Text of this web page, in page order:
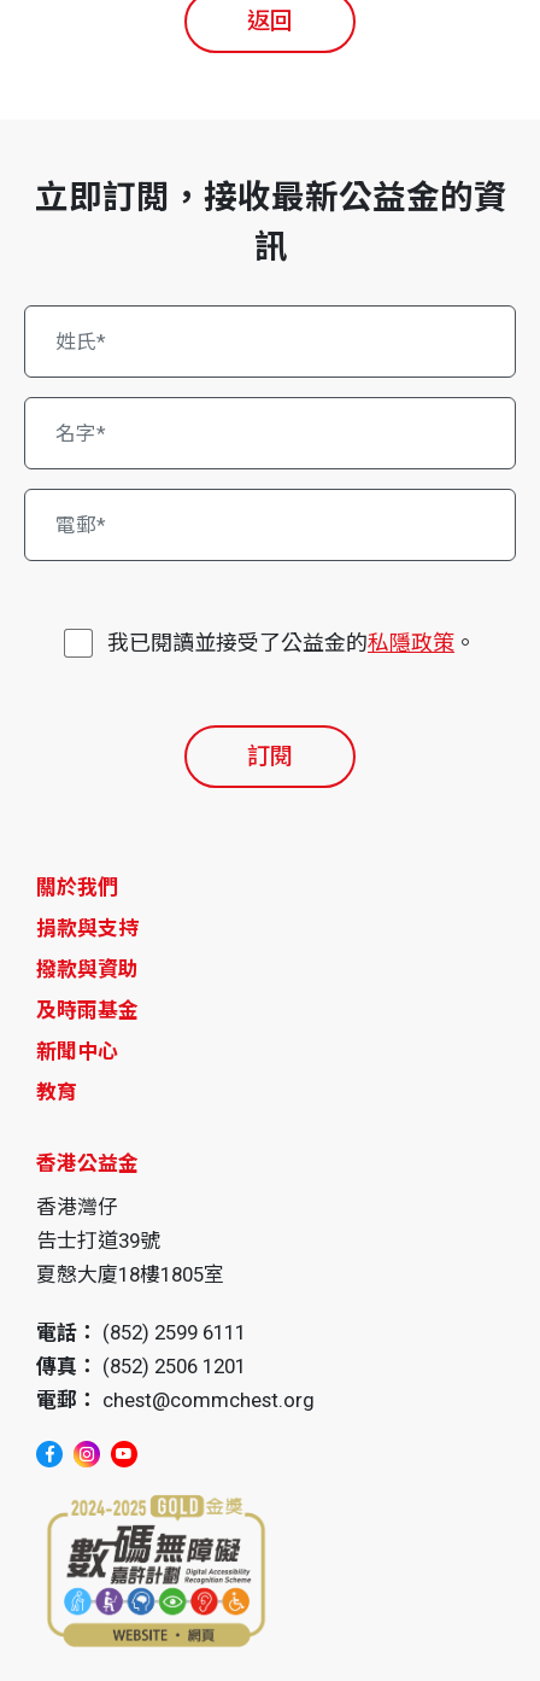
返回
關於我們
捐款與支持
撥款與資助
及時雨基金
新聞中心
教育
香港公益金
香港灣仔
告士打道39號
夏慤大廈18樓1805室
電話： (852) 2599 6111
傳真： (852) 2506 1201
電郵： chest@commchest.org
立即訂閲，接收最新公益金的資
訊
我已閱讀並接受了公益金的私隱政策 。
訂閱